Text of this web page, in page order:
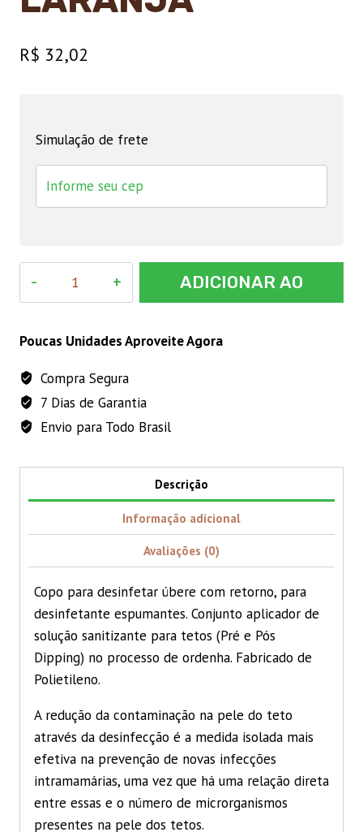
R$ 32,02
Simulação de frete
úbere/
retorno
laranja
quantidade
ADICIONAR AO
Poucas Unidades Aproveite Agora
Compra Segura
7 Dias de Garantia
Envio para Todo Brasil
Descrição
Informação adicional
Avaliações (0)
Copo para desinfetar úbere com retorno, para
desinfetante espumantes. Conjunto aplicador de
solução sanitizante para tetos (Pré e Pós
Dipping) no processo de ordenha. Fabricado de
Polietileno.
A redução da contaminação na pele do teto
através da desinfecção é a medida isolada mais
efetiva na prevenção de novas infecções
intramamárias, uma vez que há uma relação direta
entre essas e o número de microrganismos
presentes na pele dos tetos.